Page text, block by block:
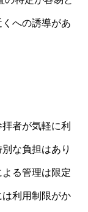
への誘導があ
者が気軽に利
な負担はあり
る管理は限定
利用制限がか